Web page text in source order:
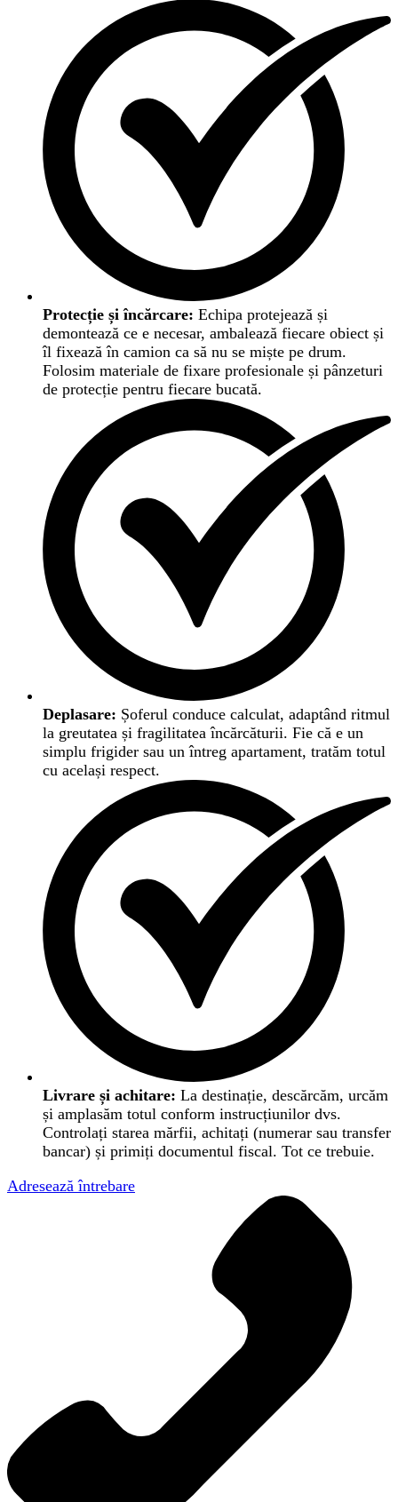
Protecție și încărcare: Echipa protejează și
demontează ce e necesar, ambalează fiecare obiect și
îl fixează în camion ca să nu se miște pe drum.
Folosim materiale de fixare profesionale și pânzeturi
de protecție pentru fiecare bucată.
Deplasare: Șoferul conduce calculat, adaptând ritmul
la greutatea și fragilitatea încărcăturii. Fie că e un
simplu frigider sau un întreg apartament, tratăm totul
cu același respect.
Livrare și achitare: La destinație, descărcăm, urcăm
și amplasăm totul conform instrucțiunilor dvs.
Controlați starea mărfii, achitați (numerar sau transfer
bancar) și primiți documentul fiscal. Tot ce trebuie.
Adresează întrebare